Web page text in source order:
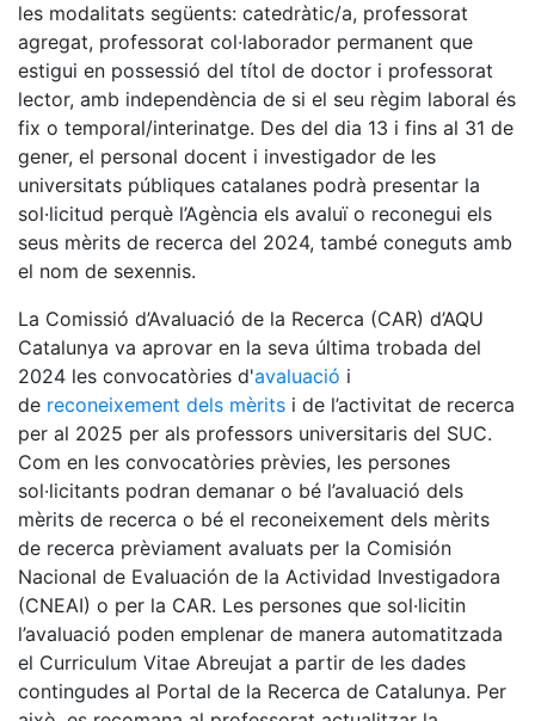
les modalitats següents: catedràtic/a, professorat
agregat, professorat col·laborador permanent que
estigui en possessió del títol de doctor i professorat
lector, amb independència de si el seu règim laboral és
fix o temporal/interinatge. Des del dia 13 i fins al 31 de
gener, el personal docent i investigador de les
universitats públiques catalanes podrà presentar la
sol·licitud perquè l’Agència els avaluï o reconegui els
seus mèrits de recerca del 2024, també coneguts amb
el nom de sexennis.
La Comissió d’Avaluació de la Recerca (CAR) d’AQU
Catalunya va aprovar en la seva última trobada del
2024 les convocatòries d'avaluació i
de reconeixement dels mèrits i de l’activitat de recerca
per al 2025 per als professors universitaris del SUC.
Com en les convocatòries prèvies, les persones
sol·licitants podran demanar o bé l’avaluació dels
mèrits de recerca o bé el reconeixement dels mèrits
de recerca prèviament avaluats per la Comisión
Nacional de Evaluación de la Actividad Investigadora
(CNEAI) o per la CAR. Les persones que sol·licitin
l’avaluació poden emplenar de manera automatitzada
el Curriculum Vitae Abreujat a partir de les dades
contingudes al Portal de la Recerca de Catalunya. Per